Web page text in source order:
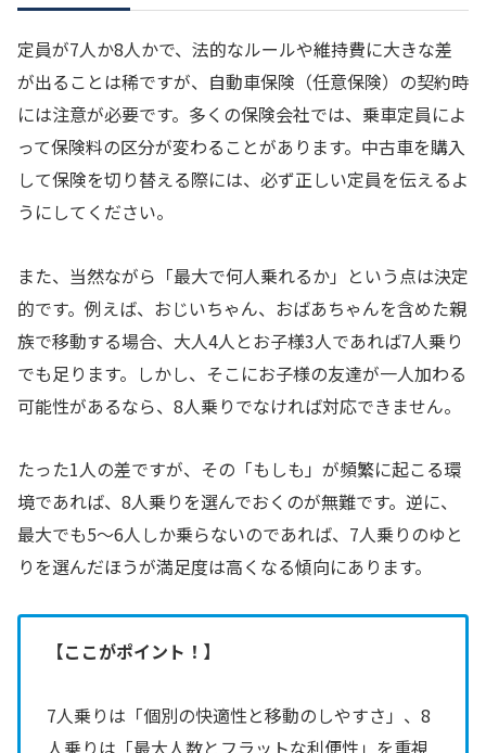
定員が7人か8人かで、法的なルールや維持費に大きな差
が出ることは稀ですが、自動車保険（任意保険）の契約時
には注意が必要です。多くの保険会社では、乗車定員によ
って保険料の区分が変わることがあります。中古車を購入
して保険を切り替える際には、必ず正しい定員を伝えるよ
うにしてください。
また、当然ながら「最大で何人乗れるか」という点は決定
的です。例えば、おじいちゃん、おばあちゃんを含めた親
族で移動する場合、大人4人とお子様3人であれば7人乗り
でも足ります。しかし、そこにお子様の友達が一人加わる
可能性があるなら、8人乗りでなければ対応できません。
たった1人の差ですが、その「もしも」が頻繁に起こる環
境であれば、8人乗りを選んでおくのが無難です。逆に、
最大でも5〜6人しか乗らないのであれば、7人乗りのゆと
りを選んだほうが満足度は高くなる傾向にあります。
【ここがポイント！】
7人乗りは「個別の快適性と移動のしやすさ」、8
人乗りは「最大人数とフラットな利便性」を重視